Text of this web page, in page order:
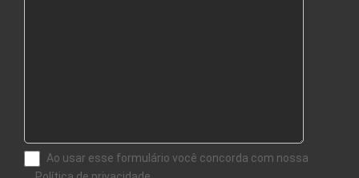
Ao usar esse formulário você concorda com nossa